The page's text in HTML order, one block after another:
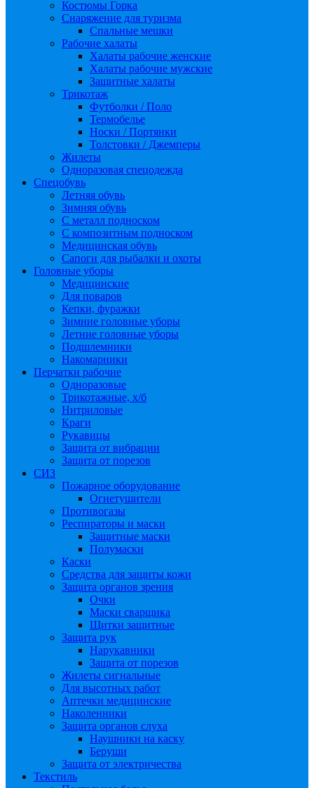
Костюмы Горка
Снаряжение для туризма
Спальные мешки
Рабочие халаты
Халаты рабочие женские
Халаты рабочие мужские
Защитные халаты
Трикотаж
Футболки / Поло
Термобелье
Носки / Портянки
Толстовки / Джемперы
Жилеты
Одноразовая спецодежда
Спецобувь
Летняя обувь
Зимняя обувь
С металл подноском
С композитным подноском
Медицинская обувь
Сапоги для рыбалки и охоты
Головные уборы
Медицинские
Для поваров
Кепки, фуражки
Зимние головные уборы
Летние головные уборы
Подшлемники
Накомарники
Перчатки рабочие
Одноразовые
Трикотажные, х/б
Нитриловые
Краги
Рукавицы
Защита от вибрации
Защита от порезов
СИЗ
Пожарное оборудование
Огнетушители
Противогазы
Респираторы и маски
Защитные маски
Полумаски
Каски
Средства для защиты кожи
Защита органов зрения
Очки
Маски сварщика
Щитки защитные
Защита рук
Нарукавники
Защита от порезов
Жилеты сигнальные
Для высотных работ
Аптечки медицинские
Наколенники
Защита органов слуха
Наушники на каску
Беруши
Защита от электричества
Текстиль